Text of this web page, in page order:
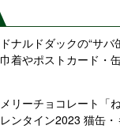
ドナルドダックの“サバ
巾着やポストカード・
ーケット
メリーチョコレート「
レンタイン2023 猫缶